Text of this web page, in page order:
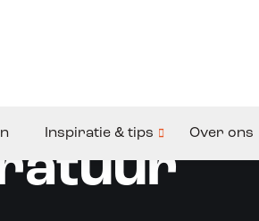
Inspiratie & tips Over ons